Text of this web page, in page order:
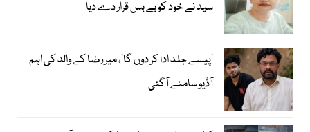
سید نے خود کو بے بس قرار دے دیا
’پیسے جلد ادا کر دوں گا‘، میر رضا کے والد کی اہم
آڈیو سامنے آگئی